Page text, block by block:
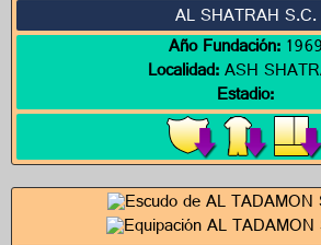
AL SHATRAH S.C.
Año Fundación:1969
Localidad:ASH
Estadio: